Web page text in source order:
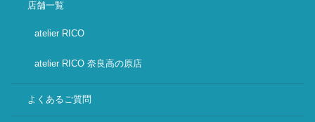
店舗一覧
atelier RICO
atelier RICO 奈良高の原店
よくあるご質問